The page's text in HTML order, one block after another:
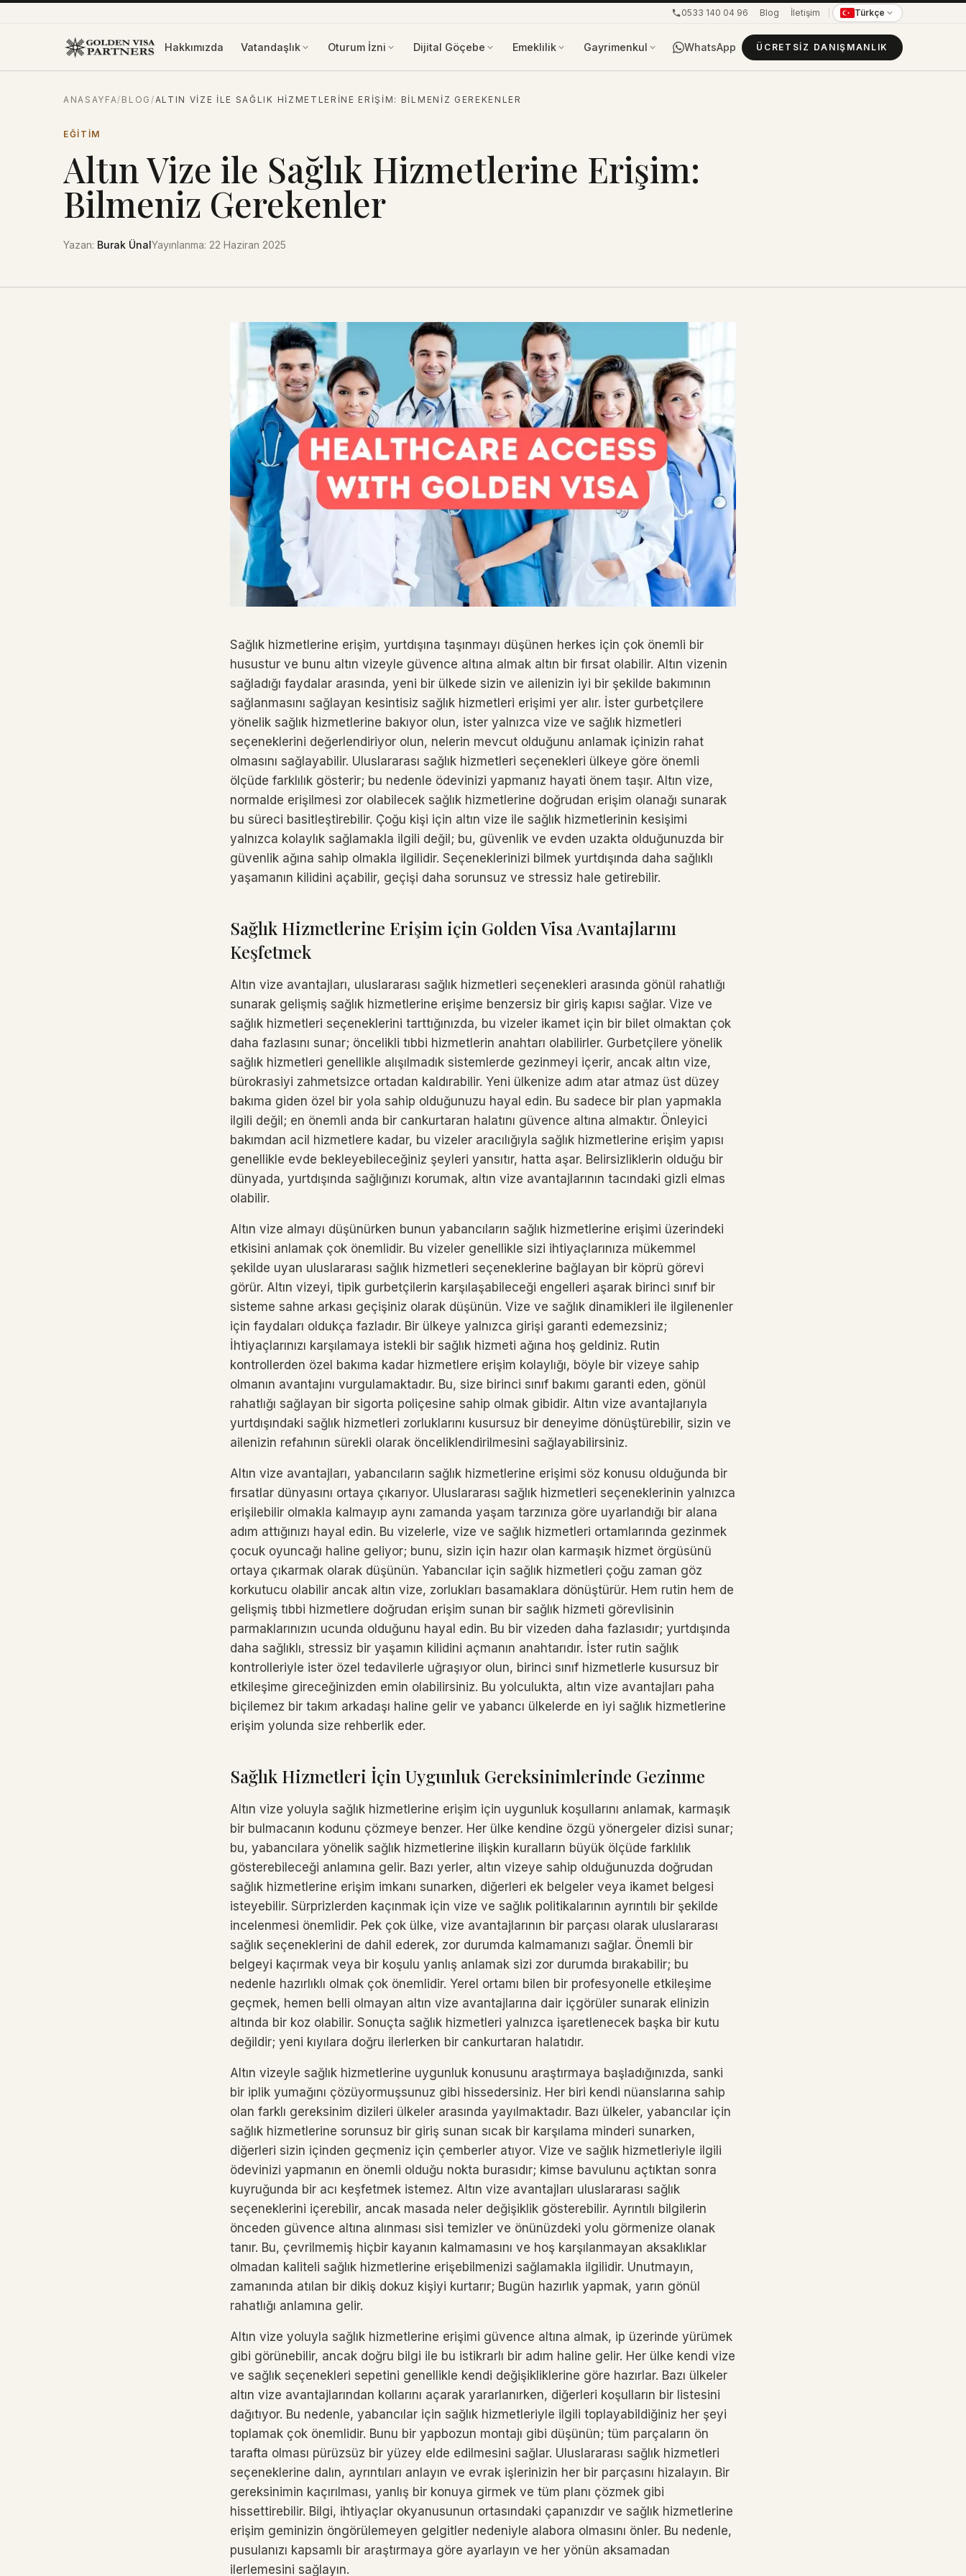
0533 140 04 96 Blog İletişim Türkçe
Hakkımızda Vatandaşlık Oturum İzni Dijital Göçebe Emeklilik Gayrimenkul WhatsApp ÜCRETSIZ DANIŞMANLIK
ANASAYFA/ BLOG /ALTIN VIZE ILE SAĞLIK HIZMETLERINE ERIŞIM: BILMENIZ GEREKENLER
EĞITIM
Altın Vize ile Sağlık Hizmetlerine Erişim:
Bilmeniz Gerekenler
Yazan: Burak ÜnalYayınlanma: 22 Haziran 2025
Sağlık hizmetlerine erişim, yurtdışına taşınmayı düşünen herkes için çok önemli bir
husustur ve bunu altın vizeyle güvence altına almak altın bir fırsat olabilir. Altın vizenin
sağladığı faydalar arasında, yeni bir ülkede sizin ve ailenizin iyi bir şekilde bakımının
sağlanmasını sağlayan kesintisiz sağlık hizmetleri erişimi yer alır. İster gurbetçilere
yönelik sağlık hizmetlerine bakıyor olun, ister yalnızca vize ve sağlık hizmetleri
seçeneklerini değerlendiriyor olun, nelerin mevcut olduğunu anlamak içinizin rahat
olmasını sağlayabilir. Uluslararası sağlık hizmetleri seçenekleri ülkeye göre önemli
ölçüde farklılık gösterir; bu nedenle ödevinizi yapmanız hayati önem taşır. Altın vize,
normalde erişilmesi zor olabilecek sağlık hizmetlerine doğrudan erişim olanağı sunarak
bu süreci basitleştirebilir. Çoğu kişi için altın vize ile sağlık hizmetlerinin kesişimi
yalnızca kolaylık sağlamakla ilgili değil; bu, güvenlik ve evden uzakta olduğunuzda bir
güvenlik ağına sahip olmakla ilgilidir. Seçeneklerinizi bilmek yurtdışında daha sağlıklı
yaşamanın kilidini açabilir, geçişi daha sorunsuz ve stressiz hale getirebilir.
Sağlık Hizmetlerine Erişim için Golden Visa Avantajlarını
Keşfetmek
Altın vize avantajları, uluslararası sağlık hizmetleri seçenekleri arasında gönül rahatlığı
sunarak gelişmiş sağlık hizmetlerine erişime benzersiz bir giriş kapısı sağlar. Vize ve
sağlık hizmetleri seçeneklerini tarttığınızda, bu vizeler ikamet için bir bilet olmaktan çok
daha fazlasını sunar; öncelikli tıbbi hizmetlerin anahtarı olabilirler. Gurbetçilere yönelik
sağlık hizmetleri genellikle alışılmadık sistemlerde gezinmeyi içerir, ancak altın vize,
bürokrasiyi zahmetsizce ortadan kaldırabilir. Yeni ülkenize adım atar atmaz üst düzey
bakıma giden özel bir yola sahip olduğunuzu hayal edin. Bu sadece bir plan yapmakla
ilgili değil; en önemli anda bir cankurtaran halatını güvence altına almaktır. Önleyici
bakımdan acil hizmetlere kadar, bu vizeler aracılığıyla sağlık hizmetlerine erişim yapısı
genellikle evde bekleyebileceğiniz şeyleri yansıtır, hatta aşar. Belirsizliklerin olduğu bir
dünyada, yurtdışında sağlığınızı korumak, altın vize avantajlarının tacındaki gizli elmas
olabilir.
Altın vize almayı düşünürken bunun yabancıların sağlık hizmetlerine erişimi üzerindeki
etkisini anlamak çok önemlidir. Bu vizeler genellikle sizi ihtiyaçlarınıza mükemmel
şekilde uyan uluslararası sağlık hizmetleri seçeneklerine bağlayan bir köprü görevi
görür. Altın vizeyi, tipik gurbetçilerin karşılaşabileceği engelleri aşarak birinci sınıf bir
sisteme sahne arkası geçişiniz olarak düşünün. Vize ve sağlık dinamikleri ile ilgilenenler
için faydaları oldukça fazladır. Bir ülkeye yalnızca girişi garanti edemezsiniz;
İhtiyaçlarınızı karşılamaya istekli bir sağlık hizmeti ağına hoş geldiniz. Rutin
kontrollerden özel bakıma kadar hizmetlere erişim kolaylığı, böyle bir vizeye sahip
olmanın avantajını vurgulamaktadır. Bu, size birinci sınıf bakımı garanti eden, gönül
rahatlığı sağlayan bir sigorta poliçesine sahip olmak gibidir. Altın vize avantajlarıyla
yurtdışındaki sağlık hizmetleri zorluklarını kusursuz bir deneyime dönüştürebilir, sizin ve
ailenizin refahının sürekli olarak önceliklendirilmesini sağlayabilirsiniz.
Altın vize avantajları, yabancıların sağlık hizmetlerine erişimi söz konusu olduğunda bir
fırsatlar dünyasını ortaya çıkarıyor. Uluslararası sağlık hizmetleri seçeneklerinin yalnızca
erişilebilir olmakla kalmayıp aynı zamanda yaşam tarzınıza göre uyarlandığı bir alana
adım attığınızı hayal edin. Bu vizelerle, vize ve sağlık hizmetleri ortamlarında gezinmek
çocuk oyuncağı haline geliyor; bunu, sizin için hazır olan karmaşık hizmet örgüsünü
ortaya çıkarmak olarak düşünün. Yabancılar için sağlık hizmetleri çoğu zaman göz
korkutucu olabilir ancak altın vize, zorlukları basamaklara dönüştürür. Hem rutin hem de
gelişmiş tıbbi hizmetlere doğrudan erişim sunan bir sağlık hizmeti görevlisinin
parmaklarınızın ucunda olduğunu hayal edin. Bu bir vizeden daha fazlasıdır; yurtdışında
daha sağlıklı, stressiz bir yaşamın kilidini açmanın anahtarıdır. İster rutin sağlık
kontrolleriyle ister özel tedavilerle uğraşıyor olun, birinci sınıf hizmetlerle kusursuz bir
etkileşime gireceğinizden emin olabilirsiniz. Bu yolculukta, altın vize avantajları paha
biçilemez bir takım arkadaşı haline gelir ve yabancı ülkelerde en iyi sağlık hizmetlerine
erişim yolunda size rehberlik eder.
Sağlık Hizmetleri İçin Uygunluk Gereksinimlerinde Gezinme
Altın vize yoluyla sağlık hizmetlerine erişim için uygunluk koşullarını anlamak, karmaşık
bir bulmacanın kodunu çözmeye benzer. Her ülke kendine özgü yönergeler dizisi sunar;
bu, yabancılara yönelik sağlık hizmetlerine ilişkin kuralların büyük ölçüde farklılık
gösterebileceği anlamına gelir. Bazı yerler, altın vizeye sahip olduğunuzda doğrudan
sağlık hizmetlerine erişim imkanı sunarken, diğerleri ek belgeler veya ikamet belgesi
isteyebilir. Sürprizlerden kaçınmak için vize ve sağlık politikalarının ayrıntılı bir şekilde
incelenmesi önemlidir. Pek çok ülke, vize avantajlarının bir parçası olarak uluslararası
sağlık seçeneklerini de dahil ederek, zor durumda kalmamanızı sağlar. Önemli bir
belgeyi kaçırmak veya bir koşulu yanlış anlamak sizi zor durumda bırakabilir; bu
nedenle hazırlıklı olmak çok önemlidir. Yerel ortamı bilen bir profesyonelle etkileşime
geçmek, hemen belli olmayan altın vize avantajlarına dair içgörüler sunarak elinizin
altında bir koz olabilir. Sonuçta sağlık hizmetleri yalnızca işaretlenecek başka bir kutu
değildir; yeni kıyılara doğru ilerlerken bir cankurtaran halatıdır.
Altın vizeyle sağlık hizmetlerine uygunluk konusunu araştırmaya başladığınızda, sanki
bir iplik yumağını çözüyormuşsunuz gibi hissedersiniz. Her biri kendi nüanslarına sahip
olan farklı gereksinim dizileri ülkeler arasında yayılmaktadır. Bazı ülkeler, yabancılar için
sağlık hizmetlerine sorunsuz bir giriş sunan sıcak bir karşılama minderi sunarken,
diğerleri sizin içinden geçmeniz için çemberler atıyor. Vize ve sağlık hizmetleriyle ilgili
ödevinizi yapmanın en önemli olduğu nokta burasıdır; kimse bavulunu açtıktan sonra
kuyruğunda bir acı keşfetmek istemez. Altın vize avantajları uluslararası sağlık
seçeneklerini içerebilir, ancak masada neler değişiklik gösterebilir. Ayrıntılı bilgilerin
önceden güvence altına alınması sisi temizler ve önünüzdeki yolu görmenize olanak
tanır. Bu, çevrilmemiş hiçbir kayanın kalmamasını ve hoş karşılanmayan aksaklıklar
olmadan kaliteli sağlık hizmetlerine erişebilmenizi sağlamakla ilgilidir. Unutmayın,
zamanında atılan bir dikiş dokuz kişiyi kurtarır; Bugün hazırlık yapmak, yarın gönül
rahatlığı anlamına gelir.
Altın vize yoluyla sağlık hizmetlerine erişimi güvence altına almak, ip üzerinde yürümek
gibi görünebilir, ancak doğru bilgi ile bu istikrarlı bir adım haline gelir. Her ülke kendi vize
ve sağlık seçenekleri sepetini genellikle kendi değişikliklerine göre hazırlar. Bazı ülkeler
altın vize avantajlarından kollarını açarak yararlanırken, diğerleri koşulların bir listesini
dağıtıyor. Bu nedenle, yabancılar için sağlık hizmetleriyle ilgili toplayabildiğiniz her şeyi
toplamak çok önemlidir. Bunu bir yapbozun montajı gibi düşünün; tüm parçaların ön
tarafta olması pürüzsüz bir yüzey elde edilmesini sağlar. Uluslararası sağlık hizmetleri
seçeneklerine dalın, ayrıntıları anlayın ve evrak işlerinizin her bir parçasını hizalayın. Bir
gereksinimin kaçırılması, yanlış bir konuya girmek ve tüm planı çözmek gibi
hissettirebilir. Bilgi, ihtiyaçlar okyanusunun ortasındaki çapanızdır ve sağlık hizmetlerine
erişim geminizin öngörülemeyen gelgitler nedeniyle alabora olmasını önler. Bu nedenle,
pusulanızı kapsamlı bir araştırmaya göre ayarlayın ve her yönün aksamadan
ilerlemesini sağlayın.